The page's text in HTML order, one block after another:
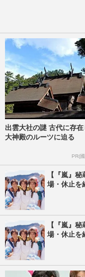
出雲大社の謎 古代に存
大神殿のルーツに迫る
PR(
【『嵐』
場・休止を
【『嵐』
場・休止を